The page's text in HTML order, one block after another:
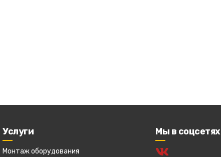
Услуги
Монтаж оборудования
Мы в соцсетях